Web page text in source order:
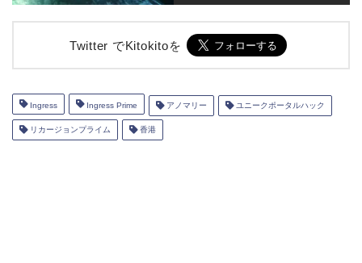
Twitter でKitokitoを
Ingress Ingress Prime アノマリー ユニークポータルハック
リカージョンプライム 香港